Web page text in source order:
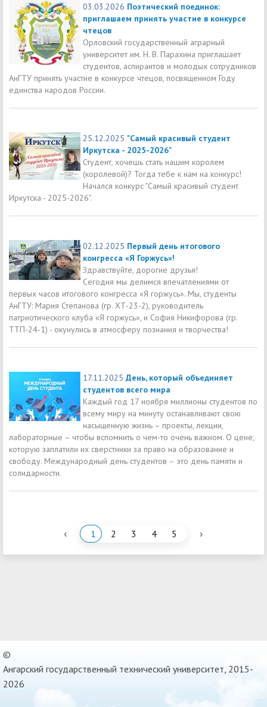
03.03.2026 Поэтический поединок:
приглашаем принять участие в конкурсе
чтецов
Орловский государственный аграрный
университет им. Н. В. Парахина приглашает
студентов, аспирантов и молодых сотрудников
АнГТУ принять участие в конкурсе чтецов, посвященном Году
единства народов России.
25.12.2025 "Самый красивый студент
Иркутска - 2025-2026"
Студент, хочешь стать нашим королем
(королевой)? Тогда тебе к нам на конкурс!
Начался конкурс "Самый красивый студент
Иркутска - 2025-2026".
02.12.2025 Первый день итогового
конгресса «Я Горжусь»!
Здравствуйте, дорогие друзья!
Сегодня мы делимся впечатлениями от
первых часов итогового конгресса «Я горжусь». Мы, студенты
АнГТУ: Мария Степанова (гр. ХТ-23-2), руководитель
патриотического клуба «Я горжусь», и София Никифорова (гр.
ТТП-24-1) - окунулись в атмосферу познания и творчества!
17.11.2025 День, который объединяет
студентов всего мира
Каждый год 17 ноября миллионы студентов по
всему миру на минуту останавливают свою
насыщенную жизнь – проекты, лекции,
лабораторные – чтобы вспомнить о чем-то очень важном. О цене,
которую заплатили их сверстники за право на образование и
свободу. Международный день студентов – это день памяти и
солидарности.
‹ 1 2 3 4 5 ›
©
Ангарский государственный технический университет, 2015-
2026